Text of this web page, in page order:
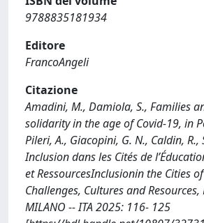
9788835181934
Editore
FrancoAngeli
Citazione
Amadini, M., Damiola, S., Families
solidarity in the age of Covid-19, in
Pileri, A., Giacopini, G. N., Caldin, R.,
Inclusion dans les Cités de
et RessourcesInclusionin the Cities
Challenges, Cultures and
MILANO -- ITA 2025: 116- 125